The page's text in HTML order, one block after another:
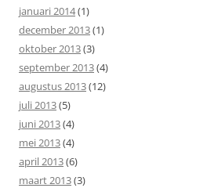
januari 2014(1)
december 2013(1)
oktober 2013(3)
september 2013(4)
augustus 2013(12)
juli 2013(5)
juni 2013(4)
mei 2013(4)
april 2013(6)
maart 2013(3)